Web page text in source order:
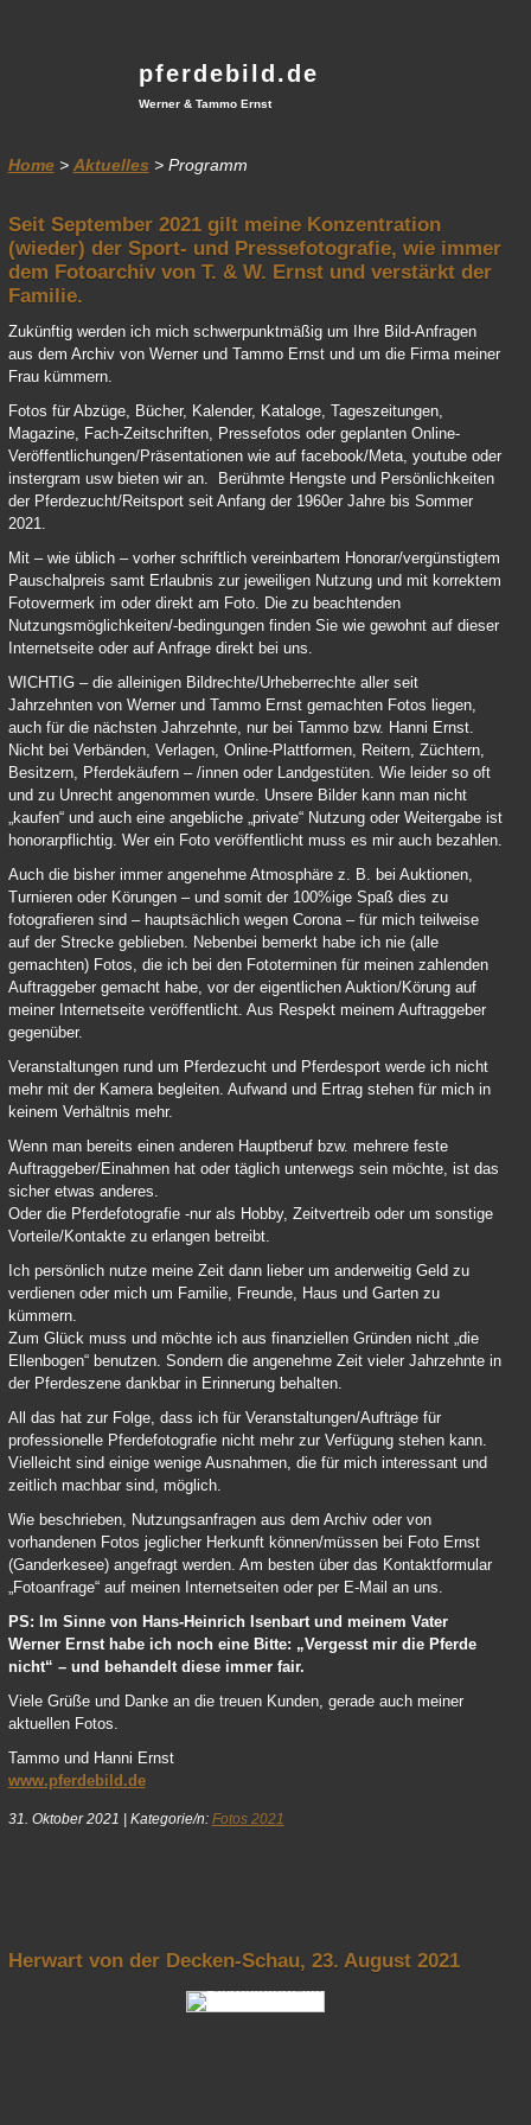
pferdebild.de
Werner & Tammo Ernst
Home> Aktuelles > Programm
Seit September 2021 gilt meine Konzentration
(wieder) der Sport- und Pressefotografie, wie immer
dem Fotoarchiv von T. & W. Ernst und verstärkt der
Familie.
Zukünftig werden ich mich schwerpunktmäßig um Ihre Bild-Anfragen
aus dem Archiv von Werner und Tammo Ernst und um die Firma meiner
Frau kümmern.
Fotos für Abzüge, Bücher, Kalender, Kataloge, Tageszeitungen,
Magazine, Fach-Zeitschriften, Pressefotos oder geplanten Online-
Veröffentlichungen/Präsentationen wie auf facebook/Meta, youtube oder
instergram usw bieten wir an. Berühmte Hengste und Persönlichkeiten
der Pferdezucht/Reitsport seit Anfang der 1960er Jahre bis Sommer
2021.
Mit – wie üblich – vorher schriftlich vereinbartem Honorar/vergünstigtem
Pauschalpreis samt Erlaubnis zur jeweiligen Nutzung und mit korrektem
Fotovermerk im oder direkt am Foto. Die zu beachtenden
Nutzungsmöglichkeiten/-bedingungen finden Sie wie gewohnt auf dieser
Internetseite oder auf Anfrage direkt bei uns.
WICHTIG – die alleinigen Bildrechte/Urheberrechte aller seit
Jahrzehnten von Werner und Tammo Ernst gemachten Fotos liegen,
auch für die nächsten Jahrzehnte, nur bei Tammo bzw. Hanni Ernst.
Nicht bei Verbänden, Verlagen, Online-Plattformen, Reitern, Züchtern,
Besitzern, Pferdekäufern – /innen oder Landgestüten. Wie leider so oft
und zu Unrecht angenommen wurde. Unsere Bilder kann man nicht
„kaufen“ und auch eine angebliche „private“ Nutzung oder Weitergabe ist
honorarpflichtig. Wer ein Foto veröffentlicht muss es mir auch bezahlen.
Auch die bisher immer angenehme Atmosphäre z. B. bei Auktionen,
Turnieren oder Körungen – und somit der 100%ige Spaß dies zu
fotografieren sind – hauptsächlich wegen Corona – für mich teilweise
auf der Strecke geblieben. Nebenbei bemerkt habe ich nie (alle
gemachten) Fotos, die ich bei den Fototerminen für meinen zahlenden
Auftraggeber gemacht habe, vor der eigentlichen Auktion/Körung auf
meiner Internetseite veröffentlicht. Aus Respekt meinem Auftraggeber
gegenüber.
Veranstaltungen rund um Pferdezucht und Pferdesport werde ich nicht
mehr mit der Kamera begleiten. Aufwand und Ertrag stehen für mich in
keinem Verhältnis mehr.
Wenn man bereits einen anderen Hauptberuf bzw. mehrere feste
Auftraggeber/Einahmen hat oder täglich unterwegs sein möchte, ist das
sicher etwas anderes.
Oder die Pferdefotografie -nur als Hobby, Zeitvertreib oder um sonstige
Vorteile/Kontakte zu erlangen betreibt.
Ich persönlich nutze meine Zeit dann lieber um anderweitig Geld zu
verdienen oder mich um Familie, Freunde, Haus und Garten zu
kümmern.
Zum Glück muss und möchte ich aus finanziellen Gründen nicht „die
Ellenbogen“ benutzen. Sondern die angenehme Zeit vieler Jahrzehnte in
der Pferdeszene dankbar in Erinnerung behalten.
All das hat zur Folge, dass ich für Veranstaltungen/Aufträge für
professionelle Pferdefotografie nicht mehr zur Verfügung stehen kann.
Vielleicht sind einige wenige Ausnahmen, die für mich interessant und
zeitlich machbar sind, möglich.
Wie beschrieben, Nutzungsanfragen aus dem Archiv oder von
vorhandenen Fotos jeglicher Herkunft können/müssen bei Foto Ernst
(Ganderkesee) angefragt werden. Am besten über das Kontaktformular
„Fotoanfrage“ auf meinen Internetseiten oder per E-Mail an uns.
PS: Im Sinne von Hans-Heinrich Isenbart und meinem Vater
Werner Ernst habe ich noch eine Bitte: „Vergesst mir die Pferde
nicht“ – und behandelt diese immer fair.
Viele Grüße und Danke an die treuen Kunden, gerade auch meiner
aktuellen Fotos.
Tammo und Hanni Ernst
www.pferdebild.de
31. Oktober 2021 Kategorie/n: Fotos 2021
Herwart von der Decken-Schau, 23. August 2021